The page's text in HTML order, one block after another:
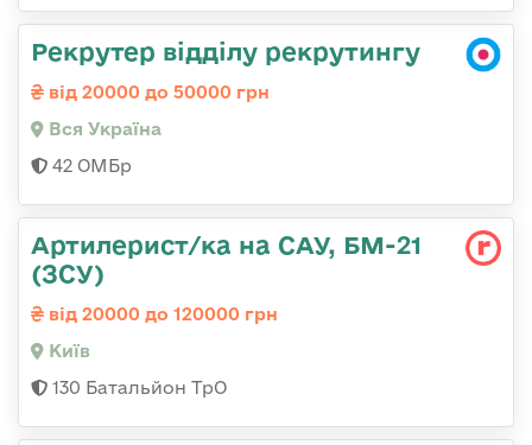
Рекрутер відділу рекрутингу
від 20000 до 50000 грн
Вся Україна
42 ОМБр
Артилерист/ка на САУ, БМ-21
(ЗСУ)
від 20000 до 120000 грн
Київ
130 Батальйон ТрО